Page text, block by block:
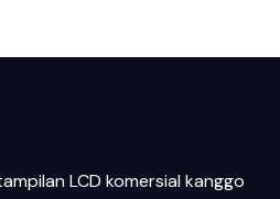
LCD komersial kanggo